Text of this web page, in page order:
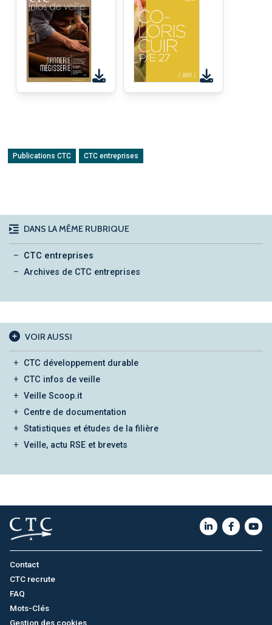
Publications CTC CTC entreprises
DANS LA MÊME RUBRIQUE
CTC entreprises
Archives de CTC entreprises
VOIR AUSSI
CTC développement durable
CTC infos de veille
Veille Scoop.it
Centre de documentation
Statistiques et études de la filière
Veille, actu RSE et brevets
Contact
CTC recrute
FAQ
Mots-Clés
Gestion des cookies